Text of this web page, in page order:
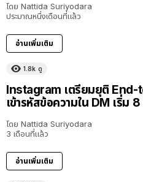
โดย Nattida Suriyodara
ประมาณหนึ่งเดือนที่แล้ว
อ่านเพิ่มเติม
1.8k ดู
Instagram เตรียมยุติ
เข้ารหัสข้อความใน DM เริ่ม
โดย Nattida Suriyodara
3 เดือนที่แล้ว
อ่านเพิ่มเติม